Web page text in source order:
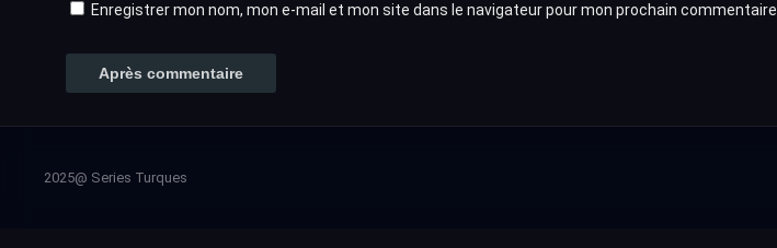
Enregistrer mon nom, mon e-mail et mon site dans le navigateur pour mon prochain commentaire.
2025@ Series Turques